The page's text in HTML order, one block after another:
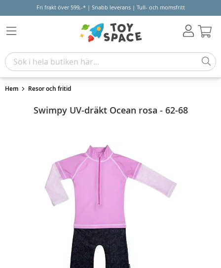
Fri frakt över 599,-* | Snabb leverans | Tull- och momsfritt
Hem Resor och fritid
Swimpy UV-dräkt Ocean rosa - 62-68